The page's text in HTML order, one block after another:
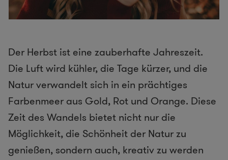
Der Herbst ist eine zauberhafte Jahreszeit.
Die Luft wird kühler, die Tage kürzer, und die
Natur verwandelt sich in ein prächtiges
Farbenmeer aus Gold, Rot und Orange. Diese
Zeit des Wandels bietet nicht nur die
Möglichkeit, die Schönheit der Natur zu
genießen, sondern auch, kreativ zu werden